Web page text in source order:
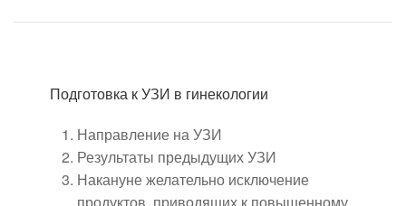
Подготовка к УЗИ в гинекологии
Направление на УЗИ
Результаты предыдущих УЗИ
Накануне желательно исключение